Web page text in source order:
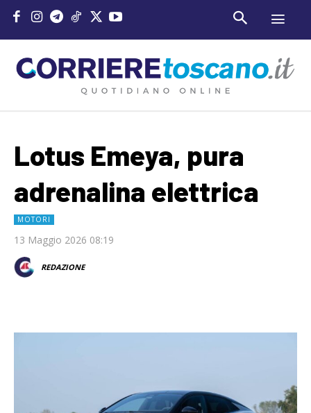
Lotus Emeya, pura
adrenalina elettrica
MOTORI
13 Maggio 2026 08:19
REDAZIONE